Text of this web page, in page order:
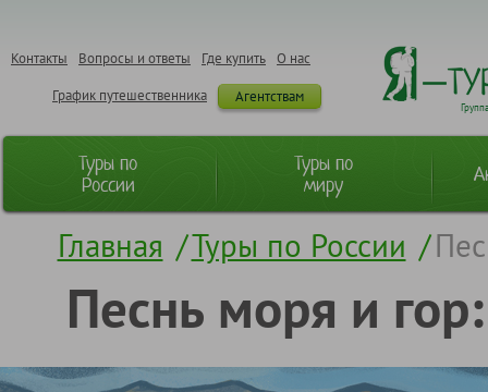
О нас
Где купить
Вопросы и ответы
Контакты
Агентствам
График путешественника
Туры по
России
Туры по
миру
Главная /Туры по России /
Песнь моря и